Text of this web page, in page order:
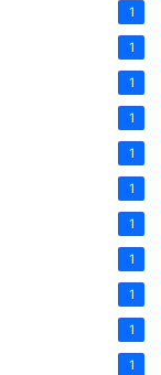
1
1
1
1
1
1
1
1
1
1
1